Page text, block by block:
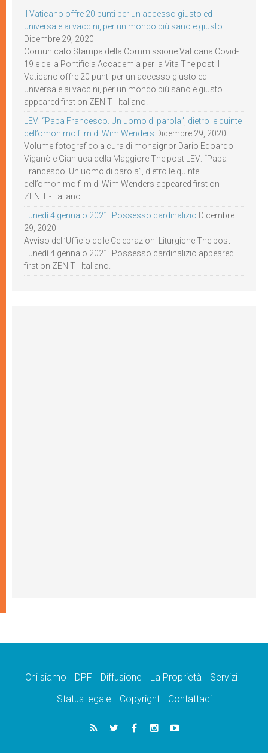
Il Vaticano offre 20 punti per un accesso giusto ed
universale ai vaccini, per un mondo più sano e giusto
Dicembre 29, 2020
Comunicato Stampa della Commissione Vaticana Covid-
19 e della Pontificia Accademia per la Vita The post Il
Vaticano offre 20 punti per un accesso giusto ed
universale ai vaccini, per un mondo più sano e giusto
appeared first on ZENIT - Italiano.
LEV: “Papa Francesco. Un uomo di parola”, dietro le quinte
dell’omonimo film di Wim Wenders Dicembre 29, 2020
Volume fotografico a cura di monsignor Dario Edoardo
Viganò e Gianluca della Maggiore The post LEV: “Papa
Francesco. Un uomo di parola”, dietro le quinte
dell’omonimo film di Wim Wenders appeared first on
ZENIT - Italiano.
Lunedì 4 gennaio 2021: Possesso cardinalizio Dicembre
29, 2020
Avviso dell’Ufficio delle Celebrazioni Liturgiche The post
Lunedì 4 gennaio 2021: Possesso cardinalizio appeared
first on ZENIT - Italiano.
Chi siamo DPF Diffusione La Proprietà
Servizi
Status legale
Copyright Contattaci